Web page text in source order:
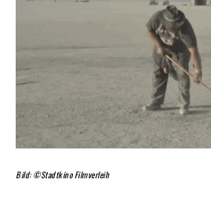
Bild: ©Stadtkino Filmverleih